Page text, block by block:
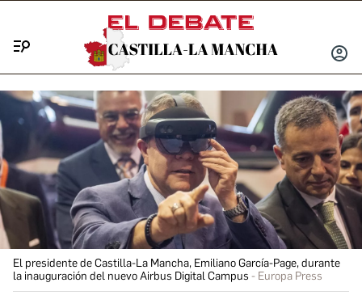
INICIAR
El presidente de Castilla-La Mancha, Emiliano García-Page, durante
la inauguración del nuevo Airbus Digital Campus
Europa Press